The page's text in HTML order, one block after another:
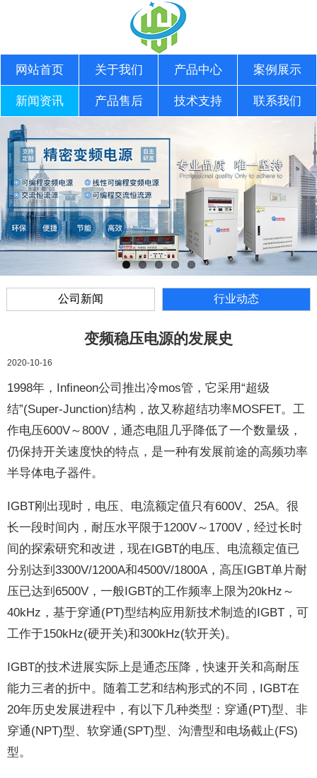
网站首页 关于我们 产品中心 案例展示
新闻资讯 产品售后 技术支持 联系我们
公司新闻 行业动态
变频稳压电源的发展史
2020-10-16
1998年，Infineon公司推出冷mos管，它采用“超级
结”(Super-Junction)结构，故又称超结功率MOSFET。工
作电压600V～800V，通态电阻几乎降低了一个数量级，
仍保持开关速度快的特点，是一种有发展前途的高频功率
半导体电子器件。
IGBT刚出现时，电压、电流额定值只有600V、25A。很
长一段时间内，耐压水平限于1200V～1700V，经过长时
间的探索研究和改进，现在IGBT的电压、电流额定值已
分别达到3300V/1200A和4500V/1800A，高压IGBT单片耐
压已达到6500V，一般IGBT的工作频率上限为20kHz～
40kHz，基于穿通(PT)型结构应用新技术制造的IGBT，可
工作于150kHz(硬开关)和300kHz(软开关)。
IGBT的技术进展实际上是通态压降，快速开关和高耐压
能力三者的折中。随着工艺和结构形式的不同，IGBT在
20年历史发展进程中，有以下几种类型：穿通(PT)型、非
穿通(NPT)型、软穿通(SPT)型、沟漕型和电场截止(FS)
型。